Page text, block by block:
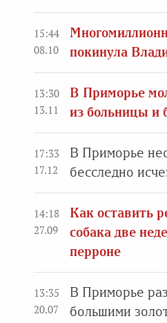
15:44
08.10
покинула
13:30
13.11
В Приморье
из больницы и
17:33
17.12
В Приморье
бесследно
14:18
27.09
Как оставить
собака две
перроне
13:35
20.07
В Приморье
большими